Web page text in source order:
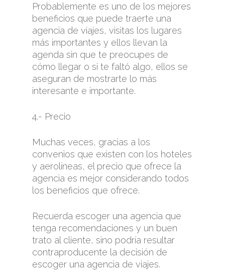
Probablemente es uno de los mejores
beneficios que puede traerte una
agencia de viajes, visitas los lugares
más importantes y ellos llevan la
agenda sin que te preocupes de
cómo llegar o si te faltó algo, ellos se
aseguran de mostrarte lo más
interesante e importante.
4.- Precio
Muchas veces, gracias a los
convenios que existen con los hoteles
y aerolíneas, el precio que ofrece la
agencia es mejor considerando todos
los beneficios que ofrece.
Recuerda escoger una agencia que
tenga recomendaciones y un buen
trato al cliente, sino podría resultar
contraproducente la decisión de
escoger una agencia de viajes.